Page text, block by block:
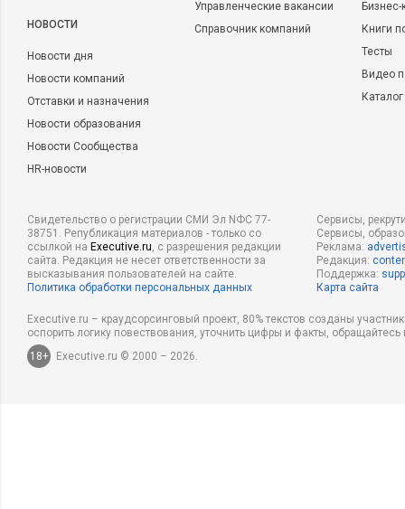
НОВОСТИ
Новости дня
Новости компаний
Отставки и назначения
Новости образования
Новости Сообщества
HR-новости
Управленческие вакансии
Справочник компаний
Книги
Тесты
Видео
Свидетельство о регистрации СМИ Эл NФС 77-
38751. Републикация материалов - только со
ссылкой на Executive.ru, с разрешения редакции
сайта. Редакция не несет ответственности за
высказывания пользователей на сайте.
Политика обработки персональных данных
Сервисы,
Сервисы,
Реклама:
Редакция:
Поддержка:
Карта сайта
Executive.ru – краудсорсинговый проект, 80% текстов созданы
оспорить логику повествования, уточнить цифры и факты,
18+
Executive.ru © 2000 – 2026.